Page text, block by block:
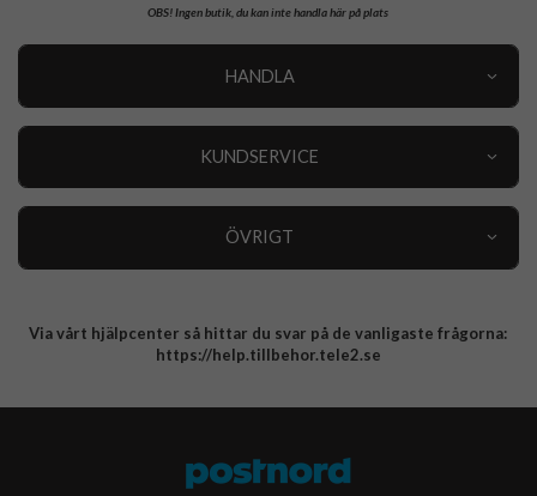
OBS!Ingen butik, du kan inte handla här på plats
HANDLA
KUNDSERVICE
ÖVRIGT
Integritetspolicy
Via vårt hjälpcenter så hittar du svar på de vanligaste frågorna:
https://help.tillbehor.tele2.se